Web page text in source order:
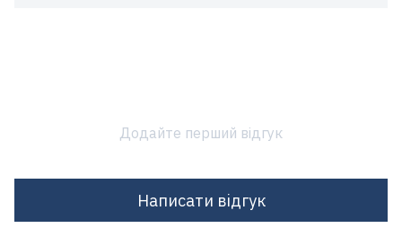
Додайте перший відгук
Написати відгук